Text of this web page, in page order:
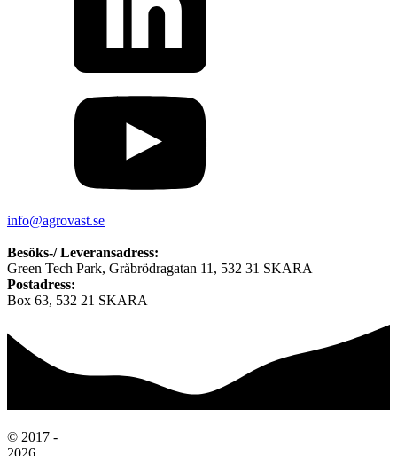
info@agrovast.se
Besöks-/ Leveransadress:
Green Tech Park, Gråbrödragatan 11, 532 31 SKARA
Postadress:
Box 63, 532 21 SKARA
© 2017 -